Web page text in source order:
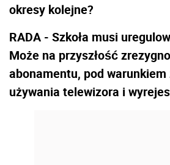
okresy kolejne?
RADA - Szkoła musi
Może na przyszłość
abonamentu, pod
używania telewizora i